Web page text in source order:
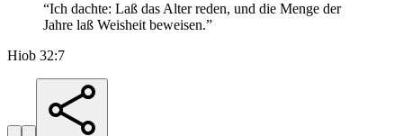
“Ich dachte: Laß das Alter reden, und die Menge der
Jahre laß Weisheit beweisen.”
Hiob 32:7